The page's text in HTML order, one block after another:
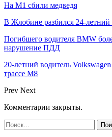
На М1 сбили медведя
В Жлобине разбился 24-летний
Погибшего водителя BMW
нарушение ПДД
20-летний водитель
трассе М8
Prev Next
Комментарии закрыты.